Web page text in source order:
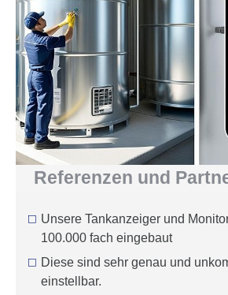
Refe­renzen und
Unsere Tankanzeiger und
100.000 fach eingebaut
Diese sind sehr genau und
einstellbar.